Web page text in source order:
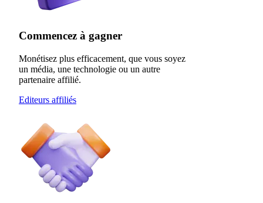
Commencez à gagner
Monétisez plus efficacement, que vous soyez
un média, une technologie ou un autre
partenaire affilié.
Editeurs affiliés